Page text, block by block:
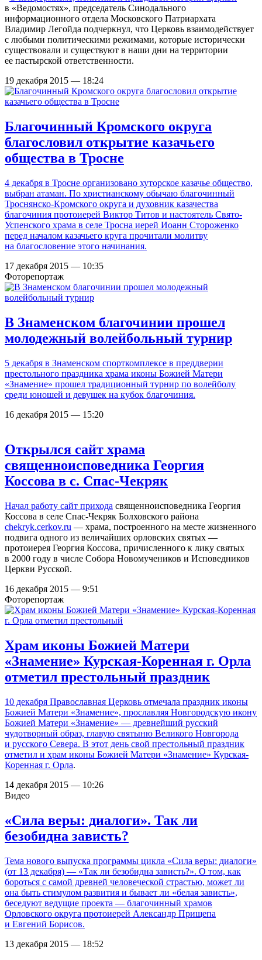
в «Ведомостях», председатель Синодального
информационного отдела Московского Патриархата
Владимир Легойда подчеркнул, что Церковь взаимодействует
с любыми политическими режимами, которые исторически
существовали и существуют в наши дни на территории
ее пастырской ответственности.
19 декабря 2015 — 18:24
Благочинный Кромского округа
благословил открытие казачьего
общества в Тросне
4 декабря в Тросне организовано хуторское казачье общество,
выбран атаман. По христианскому обычаю благочинный
Троснянско-Кромского округа и духовник казачества
благочиния протоиерей Виктор Титов и настоятель Свято-
Успенского храма в селе Тросна иерей Иоанн Стороженко
перед началом казачьего круга прочитали молитву
на благословение этого начинания.
17 декабря 2015 — 10:35
Фоторепортаж
В Знаменском благочинии прошел
молодежный волейбольный турнир
5 декабря в Знаменском спорткомплексе в преддверии
престольного праздника храма иконы Божией Матери
«Знамение» прошел традиционный турнир по волейболу
среди юношей и девушек на кубок благочиния.
16 декабря 2015 — 15:20
Открылся сайт храма
священноисповедника Георгия
Коссова в с. Спас-Чекряк
Начал работу сайт прихода священноисповедника Георгия
Коссова в селе Спас-Чекряк Болховского района
chekryk.cerkov.ru — храма, построенного на месте жизненного
подвига одного из величайших орловских святых —
протоиерея Георгия Коссова, причисленного к лику святых
в 2000 году в числе Собора Новомучеников и Исповедников
Церкви Русской.
16 декабря 2015 — 9:51
Фоторепортаж
Храм иконы Божией Матери
«Знамение» Курская-Коренная г. Орла
отметил престольный праздник
10 декабря Православная Церковь отмечала праздник иконы
Божией Матери «Знамение», прославляя Новгородскую икону
Божией Матери «Знамение» — древнейший русский
чудотворный образ, главую святыню Великого Новгорода
и русского Севера. В этот день свой престольный праздник
отметил и храм иконы Божией Матери «Знамение» Курская-
Коренная г. Орла.
14 декабря 2015 — 10:26
Видео
«Сила веры: диалоги». Так ли
безобидна зависть?
Тема нового выпуска программы цикла «Сила веры: диалоги»
(от 13 декабря) — «Так ли безобидна зависть?». О том, как
бороться с самой древней человеческой страстью, может ли
она быть стимулом развития и бывает ли «белая зависть»,
беседуют ведущие проекта — благочинный храмов
Орловского округа протоиерей Александр Прищепа
и Евгений Борисов.
13 декабря 2015 — 18:52